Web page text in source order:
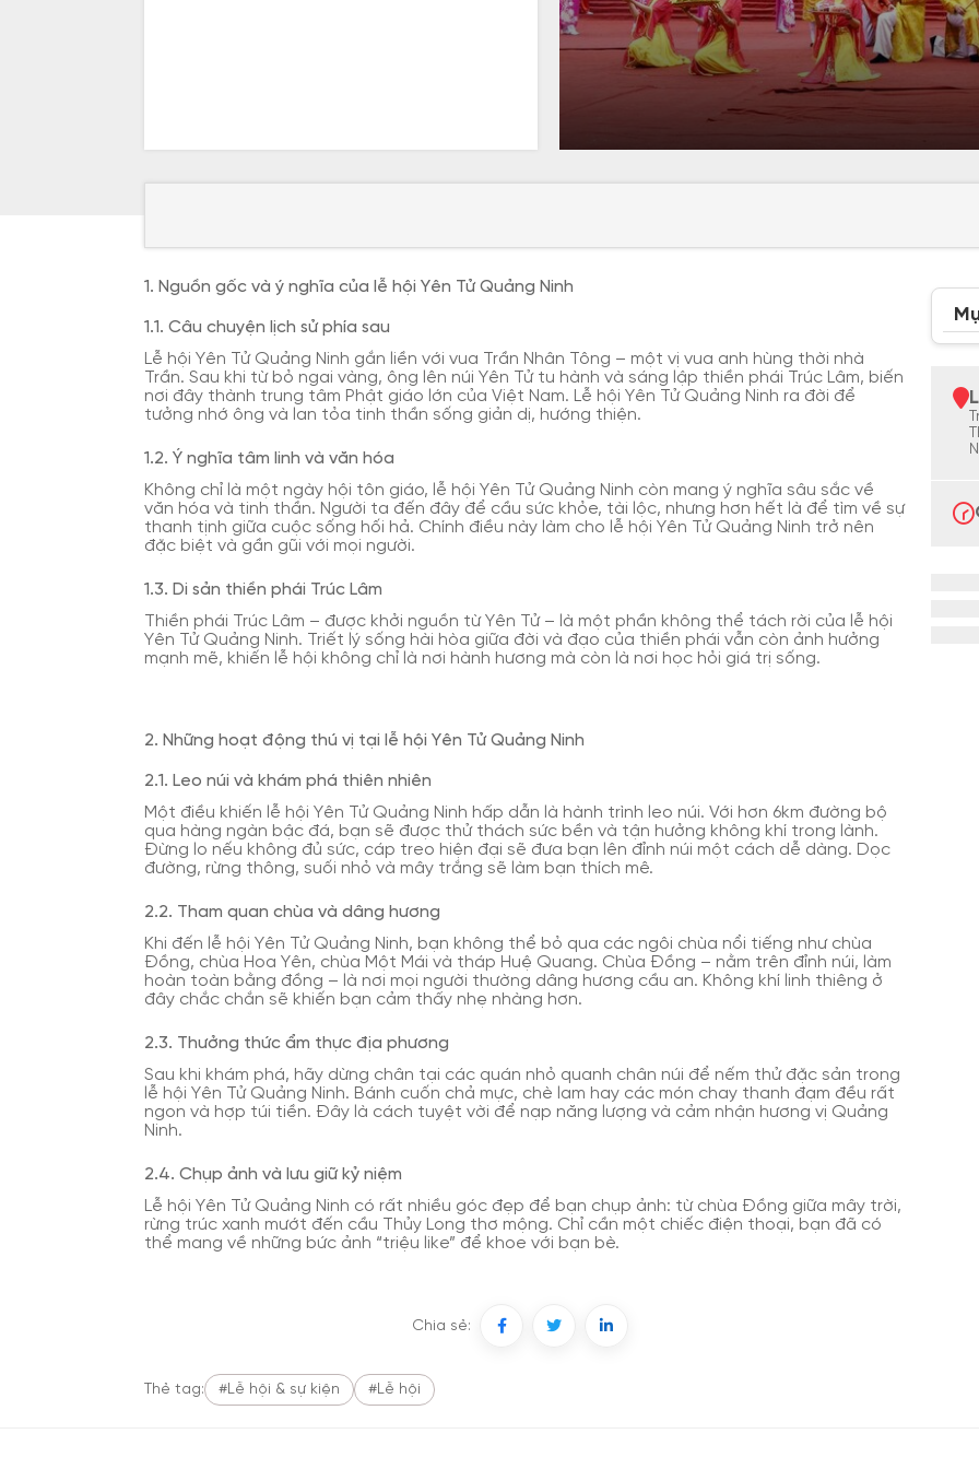
1. Nguồn gốc và ý nghĩa của lễ hội Yên Tử Quảng Ninh
1.1. Câu chuyện lịch sử phía sau
Lễ hội Yên Tử Quảng Ninh gắn liền với vua Trần Nhân Tông – một vị vua anh hùng thời nhà
Trần. Sau khi từ bỏ ngai vàng, ông lên núi Yên Tử tu hành và sáng lập thiền phái Trúc Lâm, biến
nơi đây thành trung tâm Phật giáo lớn của Việt Nam. Lễ hội Yên Tử Quảng Ninh ra đời để
tưởng nhớ ông và lan tỏa tinh thần sống giản dị, hướng thiện.
1.2. Ý nghĩa tâm linh và văn hóa
Không chỉ là một ngày hội tôn giáo, lễ hội Yên Tử Quảng Ninh còn mang ý nghĩa sâu sắc về
văn hóa và tinh thần. Người ta đến đây để cầu sức khỏe, tài lộc, nhưng hơn hết là để tìm về sự
thanh tịnh giữa cuộc sống hối hả. Chính điều này làm cho lễ hội Yên Tử Quảng Ninh trở nên
đặc biệt và gần gũi với mọi người.
1.3. Di sản thiền phái Trúc Lâm
Thiền phái Trúc Lâm – được khởi nguồn từ Yên Tử – là một phần không thể tách rời của lễ hội
Yên Tử Quảng Ninh. Triết lý sống hài hòa giữa đời và đạo của thiền phái vẫn còn ảnh hưởng
mạnh mẽ, khiến lễ hội không chỉ là nơi hành hương mà còn là nơi học hỏi giá trị sống.
2. Những hoạt động thú vị tại lễ hội Yên Tử Quảng Ninh
2.1. Leo núi và khám phá thiên nhiên
Một điều khiến lễ hội Yên Tử Quảng Ninh hấp dẫn là hành trình leo núi. Với hơn 6km đường bộ
qua hàng ngàn bậc đá, bạn sẽ được thử thách sức bền và tận hưởng không khí trong lành.
Đừng lo nếu không đủ sức, cáp treo hiện đại sẽ đưa bạn lên đỉnh núi một cách dễ dàng. Dọc
đường, rừng thông, suối nhỏ và mây trắng sẽ làm bạn thích mê.
2.2. Tham quan chùa và dâng hương
Khi đến lễ hội Yên Tử Quảng Ninh, bạn không thể bỏ qua các ngôi chùa nổi tiếng như chùa
Đồng, chùa Hoa Yên, chùa Một Mái và tháp Huệ Quang. Chùa Đồng – nằm trên đỉnh núi, làm
hoàn toàn bằng đồng – là nơi mọi người thường dâng hương cầu an. Không khí linh thiêng ở
đây chắc chắn sẽ khiến bạn cảm thấy nhẹ nhàng hơn.
2.3. Thưởng thức ẩm thực địa phương
Sau khi khám phá, hãy dừng chân tại các quán nhỏ quanh chân núi để nếm thử đặc sản trong
lễ hội Yên Tử Quảng Ninh. Bánh cuốn chả mực, chè lam hay các món chay thanh đạm đều rất
ngon và hợp túi tiền. Đây là cách tuyệt vời để nạp năng lượng và cảm nhận hương vị Quảng
Ninh.
2.4. Chụp ảnh và lưu giữ kỷ niệm
Lễ hội Yên Tử Quảng Ninh có rất nhiều góc đẹp để bạn chụp ảnh: từ chùa Đồng giữa mây trời,
rừng trúc xanh mướt đến cầu Thủy Long thơ mộng. Chỉ cần một chiếc điện thoại, bạn đã có
thể mang về những bức ảnh “triệu like” để khoe với bạn bè.
Chia sẻ:
Thẻ tag: #Lễ hội & sự kiện #Lễ hội